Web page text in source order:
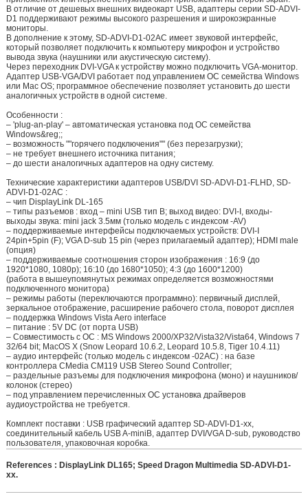
В отличие от дешевых внешних видеокарт USB, адаптеры серии SD-ADVI-
D1 поддерживают режимы высокого разрешения и широкоэкранные
мониторы.
В дополнение к этому, SD-ADVI-D1-02AC имеет звуковой интерфейс,
который позволяет подключить к компьютеру микрофон и устройство
вывода звука (наушники или акустическую систему).
Через переходник DVI-VGA к устройству можно подключить VGA-монитор.
Адаптер USB-VGA/DVI работает под управлением ОС семейства Windows
или Mac OS; программное обеспечение позволяет установить до шести
аналогичных устройств в одной системе.
Особенности :
– 'plug-an-play' – автоматическая установка под ОС семейства
Windows&reg;;
– возможность ""горячего подключения"" (без перезагрузки);
– не требует внешнего источника питания;
– до шести аналогичных адаптеров на одну систему.
Технические характеристики адаптеров USB/DVI SD-ADVI-D1-FLHD, SD-
ADVI-D1-02AC :
– чип DisplayLink DL-165
– типы разъемов : вход – mini USB тип B; выход видео: DVI-I, входы-
выходы звука: mini jack 3.5мм (только модель с индексом -AV)
– поддерживаемые интерфейсы подключаемых устройств: DVI-I
24pin+5pin (F); VGA D-sub 15 pin (через прилагаемый адаптер); HDMI male
(опция)
– поддерживаемые соотношения сторон изображения : 16:9 (до
1920*1080, 1080p); 16:10 (до 1680*1050); 4:3 (до 1600*1200)
(работа в вышеупомянутых режимах определяется возможностями
подключенного монитора)
– режимы работы (переключаются программно): первичный дисплей,
зеркальное отображение, расширение рабочего стола, поворот дисплея
– поддержка Windows Vista Aero interface
– питание : 5V DC (от порта USB)
– Совместимость с ОС : MS Windows 2000/XP32/Vista32/Vista64, Windows 7
32/64 bit; MacOS X (Snow Leopard 10.6.2, Leopard 10.5.8, Tiger 10.4.11)
– аудио интерфейс (только модель с индексом -02AC) : на базе
контроллера CMedia CM119 USB Stereo Sound Controller;
– раздельные разъемы для подключения микрофона (моно) и наушников/
колонок (стерео)
– под управлением перечисленных ОС установка драйверов
аудиоустройства не требуется.
Комплект поставки : USB графический адаптер SD-ADVI-D1-xx,
соединительный кабель USB A-miniB, адаптер DVI/VGA D-sub, руководство
пользователя, упаковочная коробка.
References : DisplayLink DL165; Speed Dragon Multimedia SD-ADVI-D1-
xx.